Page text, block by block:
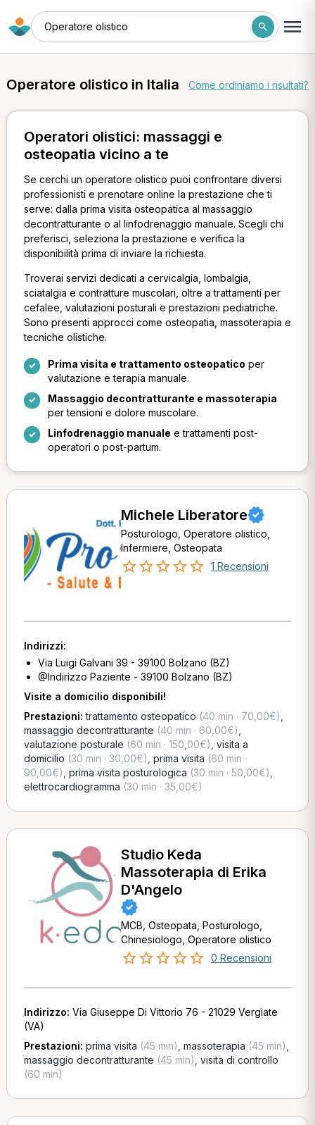
Operatore olistico
Operatore olistico in Italia Come ordiniamo i risultati?
Operatori olistici: massaggi e
osteopatia vicino a te
Se cerchi un operatore olistico puoi confrontare diversi
professionisti e prenotare online la prestazione che ti
serve: dalla prima visita osteopatica al massaggio
decontratturante o al linfodrenaggio manuale. Scegli chi
preferisci, seleziona la prestazione e verifica la
disponibilità prima di inviare la richiesta.
Troverai servizi dedicati a cervicalgia, lombalgia,
sciatalgia e contratture muscolari, oltre a trattamenti per
cefalee, valutazioni posturali e prestazioni pediatriche.
Sono presenti approcci come osteopatia, massoterapia e
tecniche olistiche.
Prima visita e trattamento osteopatico per
valutazione e terapia manuale.
Massaggio decontratturante e massoterapia
per tensioni e dolore muscolare.
Linfodrenaggio manuale e trattamenti post-
operatori o post-partum.
Michele Liberatore
Posturologo, Operatore olistico,
Infermiere, Osteopata
1 Recensioni
Indirizzi:
Via Luigi Galvani 39 - 39100 Bolzano (BZ)
@Indirizzo Paziente - 39100 Bolzano (BZ)
Visite a domicilio disponibili!
Prestazioni:trattamento osteopatico (40 min · 70,00€)
massaggio decontratturante (40 min · 60,00€)
valutazione posturale (60 min · 150,00€) visita a
domicilio (30 min · 30,00€) prima visita (60 min ·
90,00€) prima visita posturologica (30 min · 50,00€)
elettrocardiogramma (30 min · 35,00€)
Studio Keda
Massoterapia di Erika
D'Angelo
MCB, Osteopata, Posturologo,
Chinesiologo, Operatore olistico
0 Recensioni
Indirizzo: Via Giuseppe Di Vittorio 76 - 21029 Vergiate
(VA)
Prestazioni: prima visita (45 min) massoterapia (45 min)
massaggio decontratturante (45 min) visita di controllo
(60 min)